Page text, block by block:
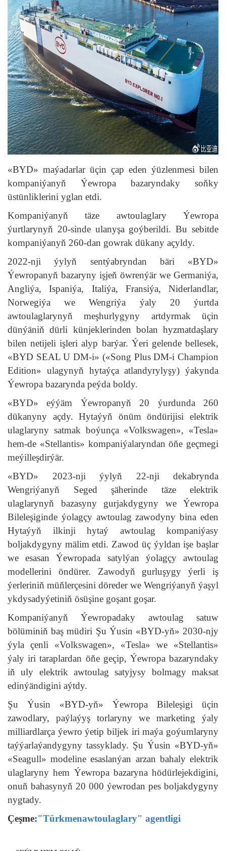
«BYD» maýadarlar üçin çap eden ýüzlenmesi bilen
kompaniýanyň Ýewropa bazaryndaky soňky
üstünliklerini yglan etdi.
Kompaniýanyň täze awtoulaglary Ýewropa
ýurtlarynyň 20-sinde ulanyşa goýberildi. Bu sebitde
kompaniýanyň 260-dan gowrak dükany açyldy.
2022-nji ýylyň sentýabryndan bäri «BYD»
Ýewropanyň bazaryny işjeň öwrenýär we Germaniýa,
Angliýa, Ispaniýa, Italiýa, Fransiýa, Niderlandlar,
Norwegiýa we Wengriýa ýaly 20 ýurtda
awtoulaglarynyň meşhurlygyny artdyrmak üçin
dünýäniň dürli künjeklerinden bolan hyzmatdaşlary
bilen netijeli işleri alyp barýar. Ýeri gelende bellesek,
«BYD SEAL U DM-i» («Song Plus DM-i Champion
Edition» ulagynyň hytaýça atlandyrylyşy) ýakynda
Ýewropa bazarynda peýda boldy.
«BYD» eýýäm Ýewropanyň 20 ýurdunda 260
dükanyny açdy. Hytaýyň önüm öndürijisi elektrik
ulaglaryny satmak boýunça «Volkswagen», «Tesla»
hem-de «Stellantis» kompaniýalaryndan öňe geçmegi
meýilleşdirýär.
«BYD» 2023-nji ýylyň 22-nji dekabrynda
Wengriýanyň Seged şäherinde täze elektrik
ulaglarynyň bazasyny gurjakdygyny we Ýewropa
Bileleşiginde ýolagçy awtoulag zawodyny bina eden
Hytaýyň ilkinji hytaý awtoulag kompaniýasy
boljakdygyny mälim etdi. Zawod üç ýyldan işe başlar
we esasan Ýewropada satylýan ýolagçy awtoulag
modellerini öndürer. Zawodyň gurluşygy ýerli iş
ýerleriniň müňlerçesini döreder we Wengriýanyň ýaşyl
ykdysadyýetiniň ösüşine goşant goşar.
Kompaniýanyň Ýewropadaky awtoulag satuw
bölüminiň baş müdiri Şu Ýusin «BYD-yň» 2030-njy
ýyla çenli «Volkswagen», «Tesla» we «Stellantis»
ýaly iri taraplardan öňe geçip, Ýewropa bazaryndaky
iň uly elektrik awtoulag satyjysy bolmagy maksat
edinýändigini aýtdy.
Şu Ýusin «BYD-yň» Ýewropa Bileleşigi üçin
zawodlary, paýlaýyş torlaryny we marketing ýaly
milliardlarça ýewro ýetip biljek iri maýa goýumlaryny
taýýarlaýandygyny tassyklady. Şu Ýusin «BYD-yň»
«Seagull» modeline esaslanýan arzan bahaly elektrik
ulaglaryny hem Ýewropa bazaryna hödürlejekdigini,
onuň bahasynyň 20 000 ýewrodan pes boljakdygyny
nygtady.
Çeşme:"Türkmenawtoulaglary" agentligi